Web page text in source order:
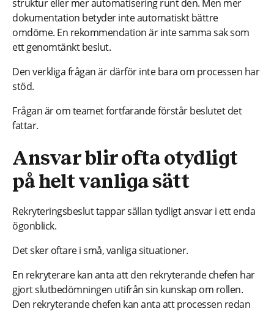
struktur eller mer automatisering runt den. Men mer
dokumentation betyder inte automatiskt bättre
omdöme. En rekommendation är inte samma sak som
ett genomtänkt beslut.
Den verkliga frågan är därför inte bara om processen har
stöd.
Frågan är om teamet fortfarande förstår beslutet det
fattar.
Ansvar blir ofta otydligt
på helt vanliga sätt
Rekryteringsbeslut tappar sällan tydligt ansvar i ett enda
ögonblick.
Det sker oftare i små, vanliga situationer.
En rekryterare kan anta att den rekryterande chefen har
gjort slutbedömningen utifrån sin kunskap om rollen.
Den rekryterande chefen kan anta att processen redan